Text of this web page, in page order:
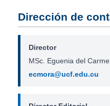
Dirección de
Director
MSc. Eguenia del
ecmora@ucf.edu.cu